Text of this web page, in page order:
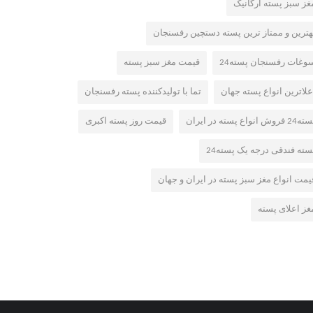
سبز پسته ارگانیک
و ممتاز ترین پسته دستچین رفسنجان
رفسنجان پسته24 قیمت مغز سبز پسته
اعلاترین انواع پسته جهان تما با تولیدکننده پسته رفسنجان
فروش انواع پسته در ایران قیمت روز پسته اکبری
فندقی درجه یک پسته24
انواع مغز سبز پسته در ایران و جهان
اعلای پسته